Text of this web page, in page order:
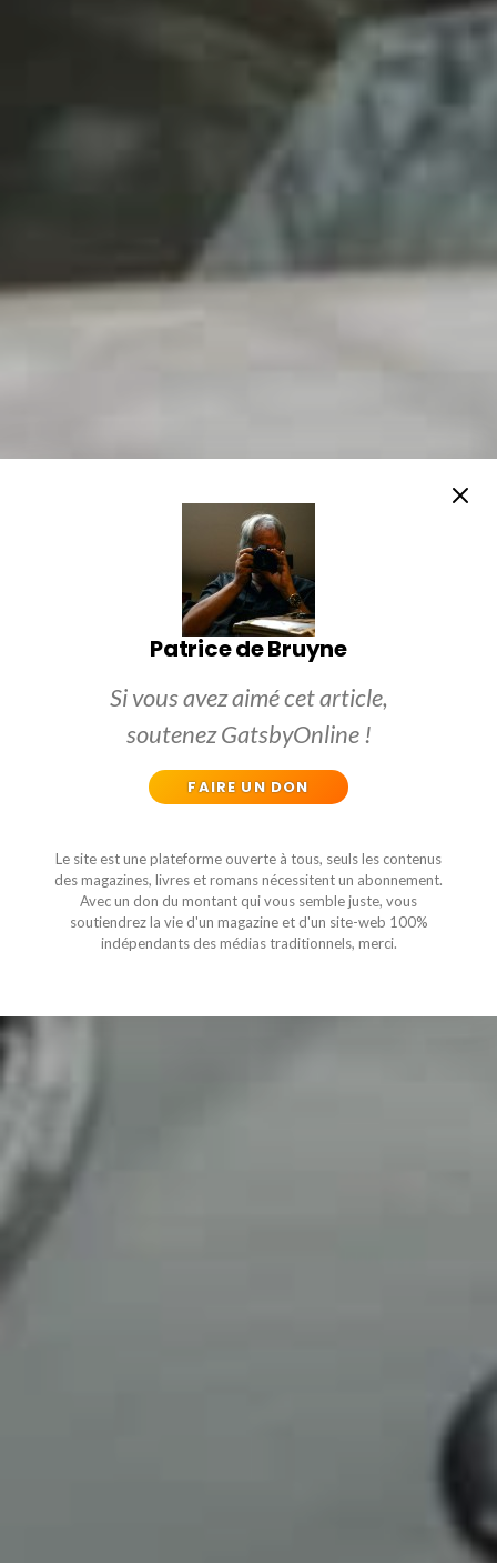
Patrice de Bruyne
Si vous avez aimé cet article,
soutenez GatsbyOnline !
FAIRE UN DON
Le site est une plateforme ouverte à tous, seuls les contenus
des magazines, livres et romans nécessitent un abonnement.
Avec un don du montant qui vous semble juste, vous
soutiendrez la vie d'un magazine et d'un site-web 100%
indépendants des médias traditionnels, merci.